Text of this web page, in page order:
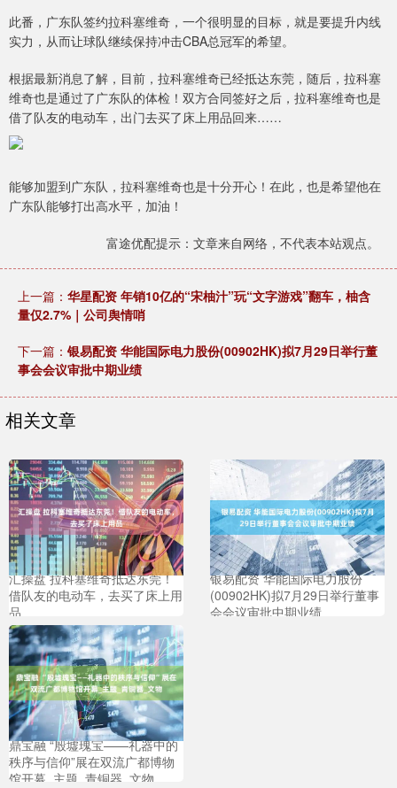
此番，广东队签约拉科塞维奇，一个很明显的目标，就是要提升内线
实力，从而让球队继续保持冲击CBA总冠军的希望。
根据最新消息了解，目前，拉科塞维奇已经抵达东莞，随后，拉科塞
维奇也是通过了广东队的体检！双方合同签好之后，拉科塞维奇也是
借了队友的电动车，出门去买了床上用品回来……
能够加盟到广东队，拉科塞维奇也是十分开心！在此，也是希望他在
广东队能够打出高水平，加油！
富途优配提示：文章来自网络，不代表本站观点。
上一篇： 华星配资 年销10亿的“宋柚汁”玩“文字游戏”翻车，柚含
量仅2.7%｜公司舆情哨
下一篇： 银易配资 华能国际电力股份(00902HK)拟7月29日举行董
事会会议审批中期业绩
相关文章
汇操盘 拉科塞维奇抵达东莞！
借队友的电动车，去买了床上用
品
银易配资 华能国际电力股份
(00902HK)拟7月29日举行董事
会会议审批中期业绩
鼎宝融 “殷墟瑰宝——礼器中的
秩序与信仰”展在双流广都博物
馆开幕_主题_青铜器_文物